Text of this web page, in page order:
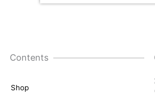
Contents
Shop